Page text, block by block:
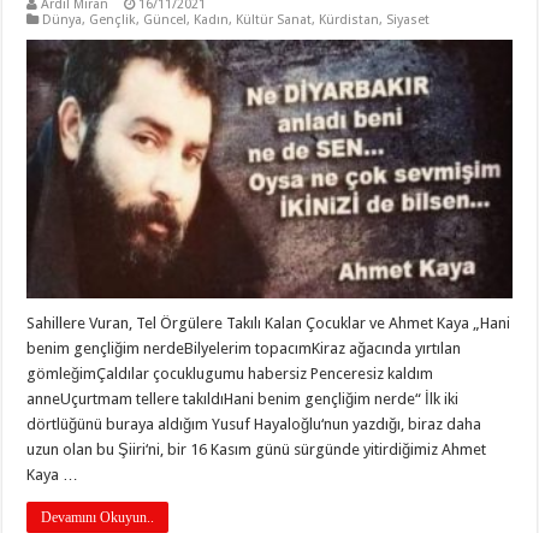
Ardil Miran
16/11/2021
Dünya, Gençlik, Güncel, Kadın, Kültür Sanat, Kürdistan, Siyaset
Sahillere Vuran, Tel Örgülere Takılı Kalan Çocuklar ve Ahmet Kaya „Hani
benim gençliğim nerdeBilyelerim topacımKiraz ağacında yırtılan
gömleğimÇaldılar çocuklugumu habersiz Penceresiz kaldım
anneUçurtmam tellere takıldıHani benim gençliğim nerde“ İlk iki
dörtlüğünü buraya aldığım Yusuf Hayaloğlu‘nun yazdığı, biraz daha
uzun olan bu Şiiri‘ni, bir 16 Kasım günü sürgünde yitirdiğimiz Ahmet
Kaya …
Devamını Okuyun..